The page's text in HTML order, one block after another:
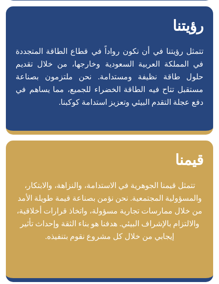
رؤيتنا
تتمثل رؤيتنا في أن نكون رواداً في قطاع الطاقة المتجددة
في المملكة العربية السعودية وخارجها، من خلال تقديم
حلول طاقة نظيفة ومستدامة. نحن ملتزمون بصناعة
مستقبل تتاح فيه الطاقة الخضراء للجميع، مما يساهم في
دفع عجلة التقدم البيئي وتعزيز استدامة كوكبنا.
قيمنا
تتمثل قيمنا الجوهرية في الاستدامة، والنزاهة، والابتكار،
والمسؤولية المجتمعية. نحن نؤمن بصناعة قيمة طويلة الأمد
من خلال ممارسات تجارية مسؤولة، واتخاذ قرارات أخلاقية،
والالتزام بالإشراف البيئي. هدفنا هو بناء الثقة وإحداث تأثير
إيجابي من خلال كل مشروع نقوم بتنفيذه.